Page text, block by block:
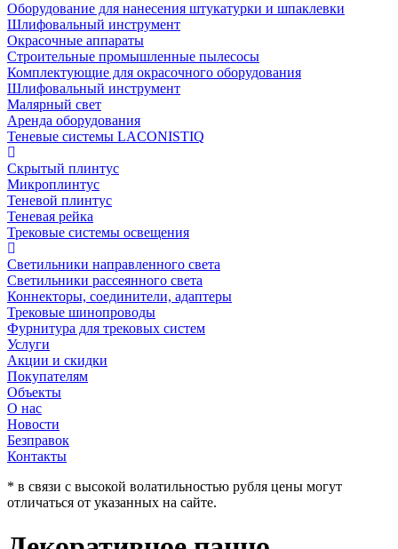
Оборудование для нанесения штукатурки и шпаклевки
Шлифовальный инструмент
Окрасочные аппараты
Строительные промышленные пылесосы
Комплектующие для окрасочного оборудования
Шлифовальный инструмент
Малярный свет
Аренда оборудования
Теневые системы LACONISTIQ
Скрытый плинтус
Микроплинтус
Теневой плинтус
Теневая рейка
Трековые системы освещения
Светильники направленного света
Светильники рассеянного света
Коннекторы, соединители, адаптеры
Трековые шинопроводы
Фурнитура для трековых систем
Услуги
Акции и скидки
Покупателям
Объекты
О нас
Новости
Безправок
Контакты
* в связи с высокой волатильностью рубля цены могут
отличаться от указанных на сайте.